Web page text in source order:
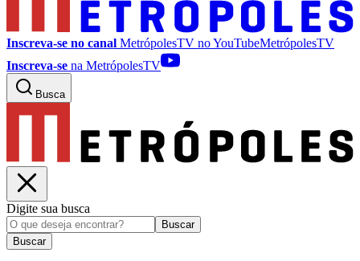
Inscreva-se no canal MetrópolesTV noYouTubeMetrópolesTV
Inscreva-se na MetrópolesTV
Busca
Digite sua busca
Buscar
Buscar